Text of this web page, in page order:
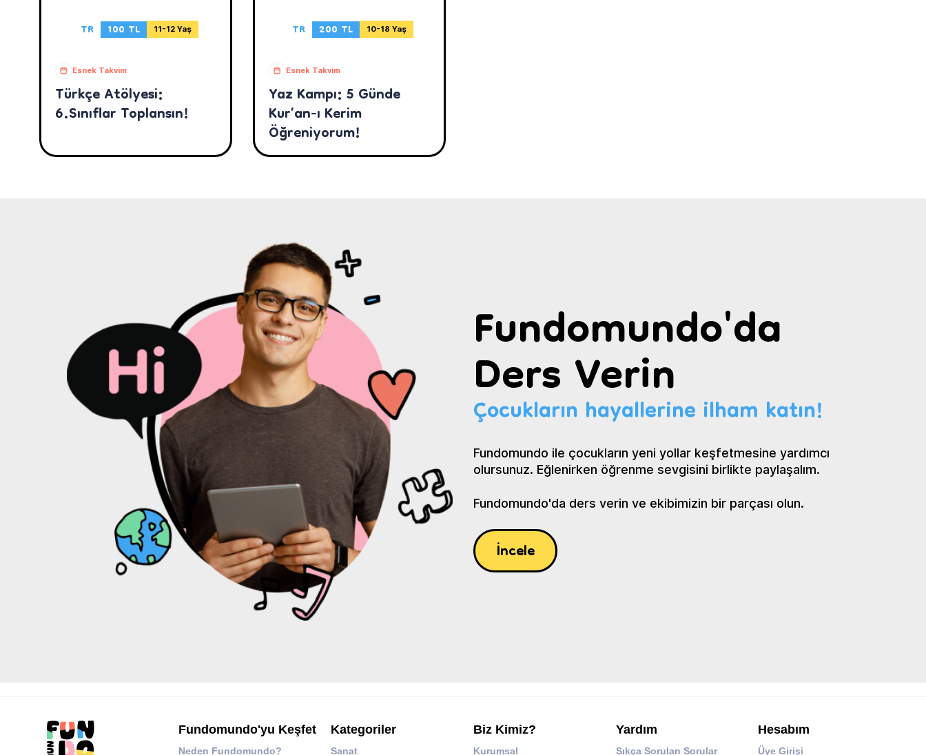
TR 100 TL 11-12 Yaş
Esnek Takvim
Türkçe Atölyesi:
6.Sınıflar Toplansın!
TR 200 TL 10-18 Yaş
Esnek Takvim
Yaz Kampı: 5 Günde
Kur’an-ı Kerim
Öğreniyorum!
Fundomundo'da
Ders Verin
Çocukların hayallerine ilham katın!
Fundomundo ile çocukların yeni yollar keşfetmesine yardımcı
olursunuz. Eğlenirken öğrenme sevgisini birlikte paylaşalım.
Fundomundo'da ders verin ve ekibimizin bir parçası olun.
İncele
Fundomundo'yu Keşfet
Neden Fundomundo?
Kategoriler
Sanat
Biz Kimiz?
Kurumsal
Yardım
Sıkça Sorulan Sorular
Hesabım
Üye Girişi